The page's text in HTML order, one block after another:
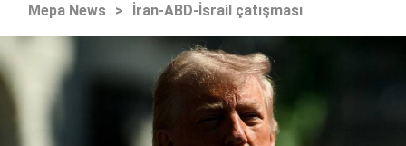
Mepa News > İran-ABD-İsrail çatışması